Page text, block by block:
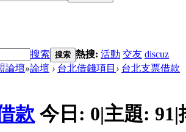
搜索 搜索 熱搜: 活動 交友 discuz
論壇»論壇 › 台北借錢項目 › 台北支票借款
款 今日: 0|主題: 91|